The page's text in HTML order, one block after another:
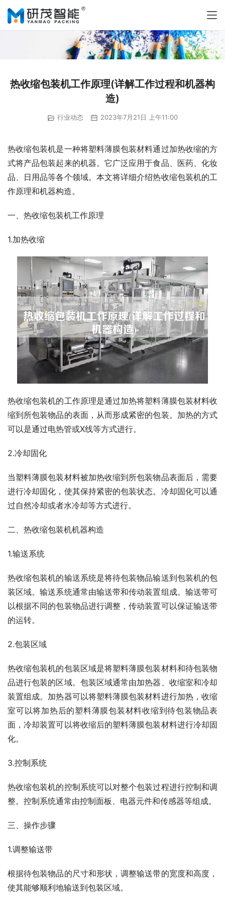
热收缩包装机工作原理(详解工作过程和机器构
造)
行业动态 2023年7月21日 上午11:00
热收缩包装机是一种将塑料薄膜包装材料通过加热收缩的方
式将产品包装起来的机器。它广泛应用于食品、医药、化妆
品、日用品等各个领域。本文将详细介绍热收缩包装机的工
作原理和机器构造。
一、热收缩包装机工作原理
1.加热收缩
热收缩包装机的工作原理是通过加热将塑料薄膜包装材料收
缩到所包装物品的表面，从而形成紧密的包装。加热的方式
可以是通过电热管或X线等方式进行。
2.冷却固化
当塑料薄膜包装材料被加热收缩到所包装物品表面后，需要
进行冷却固化，使其保持紧密的包装状态。冷却固化可以通
过自然冷却或者水冷却等方式进行。
二、热收缩包装机机器构造
1.输送系统
热收缩包装机的输送系统是将待包装物品输送到包装机的包
装区域。输送系统通常由输送带和传动装置组成。输送带可
以根据不同的包装物品进行调整，传动装置可以保证输送带
的运转。
2.包装区域
热收缩包装机的包装区域是将塑料薄膜包装材料和待包装物
品进行包装的区域。包装区域通常由加热器、收缩室和冷却
装置组成。加热器可以将塑料薄膜包装材料进行加热，收缩
室可以将加热后的塑料薄膜包装材料收缩到待包装物品表
面，冷却装置可以将收缩后的塑料薄膜包装材料进行冷却固
化。
3.控制系统
热收缩包装机的控制系统可以对整个包装过程进行控制和调
整。控制系统通常由控制面板、电器元件和传感器等组成。
三、操作步骤
1.调整输送带
根据待包装物品的尺寸和形状，调整输送带的宽度和高度，
使其能够顺利地输送到包装区域。